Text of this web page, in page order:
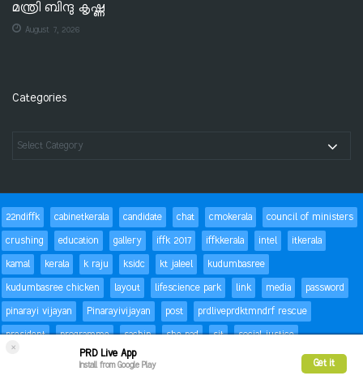
×
PRD Live App
Install from Google Play Get it
മന്ത്രി ബിന്ദു കൃഷ്ണ
August 7, 2026
Categories
22ndiffk cabinetkerala candidate chat cmokerala
council of ministers
crushing
education gallery iffk 2017 iffkkerala intel
itkerala
kamal
kerala k raju ksidc kt jaleel
kudumbasree
kudumbasree chicken
layout lifescience park link media
password
pinarayi vijayan
Pinarayivijayan post
prdliveprdktmndrf rescue
president
programme sachin she pad sit
social justice
status Success
trackbacks